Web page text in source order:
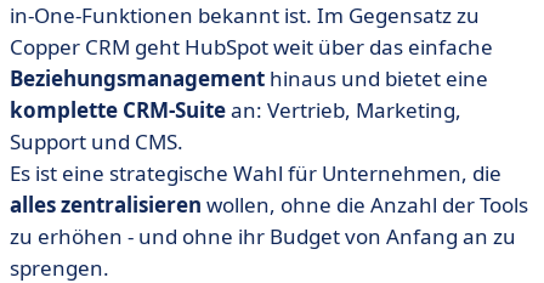
in-One-Funktionen bekannt ist. Im Gegensatz zu
Copper CRM geht HubSpot weit über das einfache
Beziehungsmanagement hinaus und bietet eine
komplette CRM-Suitean: Vertrieb, Marketing,
Support und CMS.
Es ist eine strategische Wahl für Unternehmen, die
alles zentralisieren wollen, ohne die Anzahl der Tools
zu erhöhen - und ohne ihr Budget von Anfang an zu
sprengen.